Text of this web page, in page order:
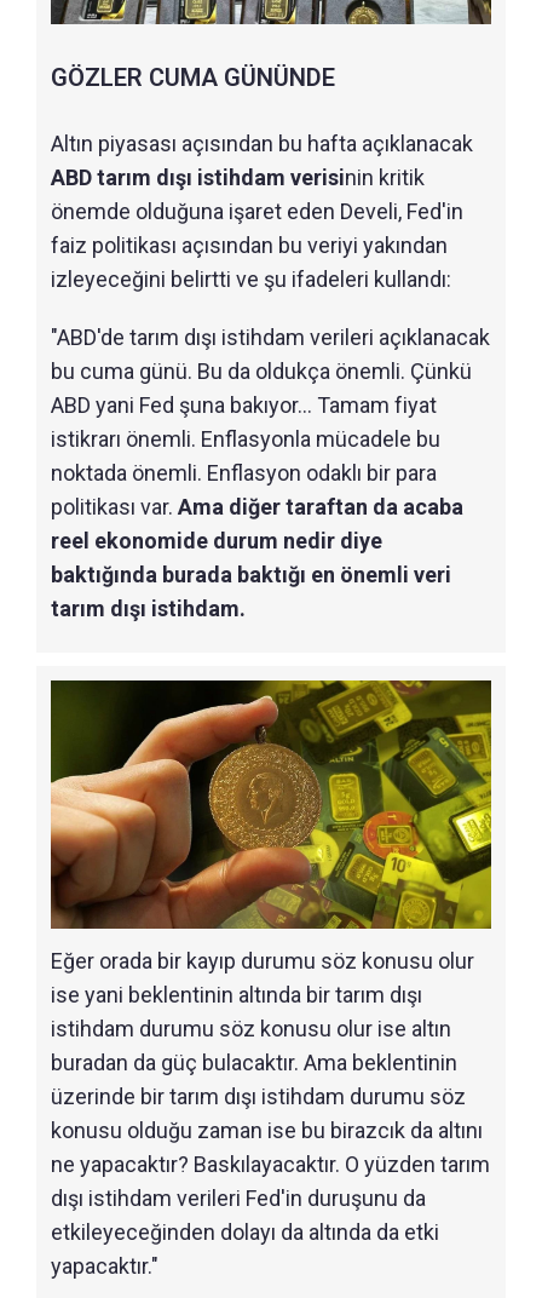
GÖZLER CUMA GÜNÜNDE
Altın piyasası açısından bu hafta açıklanacak
ABD tarım dışı istihdam verisinin kritik
önemde olduğuna işaret eden Develi, Fed'in
faiz politikası açısından bu veriyi yakından
izleyeceğini belirtti ve şu ifadeleri kullandı:
"ABD'de tarım dışı istihdam verileri açıklanacak
bu cuma günü. Bu da oldukça önemli. Çünkü
ABD yani Fed şuna bakıyor... Tamam fiyat
istikrarı önemli. Enflasyonla mücadele bu
noktada önemli. Enflasyon odaklı bir para
politikası var. Ama diğer taraftan da acaba
reel ekonomide durum nedir diye
baktığında burada baktığı en önemli veri
tarım dışı istihdam.
Eğer orada bir kayıp durumu söz konusu olur
ise yani beklentinin altında bir tarım dışı
istihdam durumu söz konusu olur ise altın
buradan da güç bulacaktır. Ama beklentinin
üzerinde bir tarım dışı istihdam durumu söz
konusu olduğu zaman ise bu birazcık da altını
ne yapacaktır? Baskılayacaktır. O yüzden tarım
dışı istihdam verileri Fed'in duruşunu da
etkileyeceğinden dolayı da altında da etki
yapacaktır."